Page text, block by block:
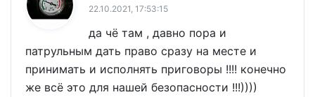
22.10.2021, 17:53:15
да чё там , давно пора и
патрульным дать право сразу на месте и
принимать и исполнять приговоры !!!! конечно
же всё это для нашей безопасности !!!))))